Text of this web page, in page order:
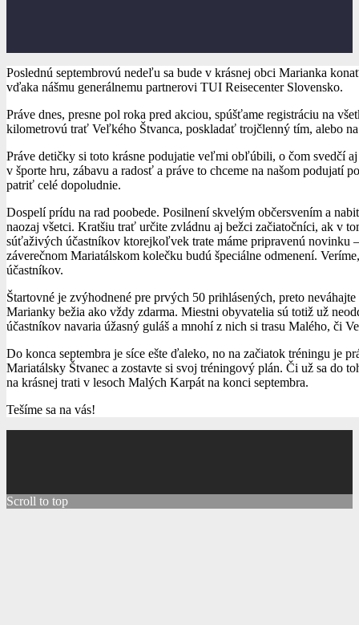
Poslednú septembrovú nedeľu sa bude v krásnej obci Marianka
vďaka nášmu generálnemu partnerovi TUI Reisecenter Slovensko.
Práve dnes, presne pol roka pred akciou, spúšťame registráciu na
kilometrovú trať Veľkého Štvanca, poskladať trojčlenný tím, alebo
Práve detičky si toto krásne podujatie veľmi obľúbili, o čom svedčí
v športe hru, zábavu a radosť a práve to chceme na našom podujatí
patriť celé dopoludnie.
Dospelí prídu na rad poobede. Posilnení skvelým občersvením a
naozaj všetci. Kratšiu trať určite zvládnu aj bežci začiatočníci, ak v
súťaživých účastníkov ktorejkoľvek trate máme pripravenú novinku
záverečnom Mariatálskom kolečku budú špeciálne odmenení.
účastníkov.
Štartovné je zvýhodnené pre prvých 50 prihlásených, preto
Marianky bežia ako vždy zdarma. Miestni obyvatelia sú totiž už
účastníkov navaria úžasný guláš a mnohí z nich si trasu Malého, či
Do konca septembra je síce ešte ďaleko, no na začiatok tréningu je
Mariatálsky Štvanec a zostavte si svoj tréningový plán. Či už sa do
na krásnej trati v lesoch Malých Karpát na konci septembra.
Tešíme sa na vás!
Scroll to top